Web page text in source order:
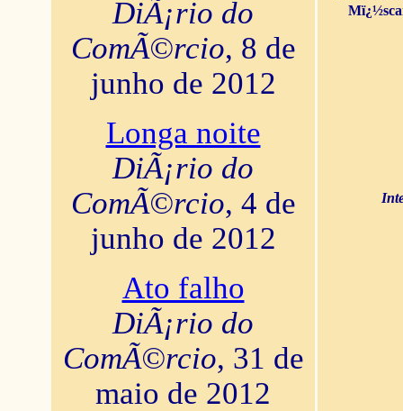
DiÃ¡rio do
ComÃ©rcio, 8 de
junho de 2012
Longa noite
DiÃ¡rio do
ComÃ©rcio, 4 de
junho de 2012
Ato falho
DiÃ¡rio do
ComÃ©rcio, 31 de
maio de 2012